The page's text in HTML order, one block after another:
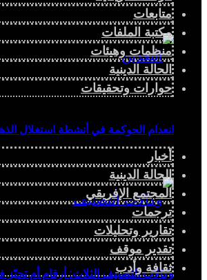
انعدام الحوكمة في أنشطة استغلال
وكالات التصنيف الثلاث: أرقام أم تحيّز
متابعات
مكتبة الملفات
منظمات وهيئات
الحالة الدينية
حوارات وتحقيقات
أخبار
الحالة الدينية
المجتمع الإفريقي
ترجمات
تقارير وتحليلات
تقدير موقف
ثقافة وأدب